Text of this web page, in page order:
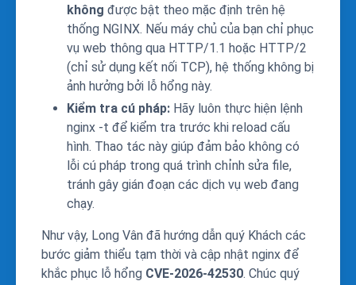
không được bật theo mặc định trên hệ
thống NGINX. Nếu máy chủ của bạn chỉ phục
vụ web thông qua HTTP/1.1 hoặc HTTP/2
(chỉ sử dụng kết nối TCP), hệ thống không bị
ảnh hưởng bởi lỗ hổng này.
Kiểm tra cú pháp: Hãy luôn thực hiện lệnh
nginx -t để kiểm tra trước khi reload cấu
hình. Thao tác này giúp đảm bảo không có
lỗi cú pháp trong quá trình chỉnh sửa file,
tránh gây gián đoạn các dịch vụ web đang
chạy.
Như vậy, Long Vân đã hướng dẫn quý Khách các
bước giảm thiểu tạm thời và cập nhật nginx để
khắc phục lỗ hổng CVE-2026-42530. Chúc quý